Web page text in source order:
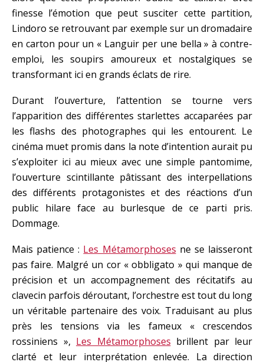
finesse l’émotion que peut susciter cette partition,
Lindoro se retrouvant par exemple sur un dromadaire
en carton pour un « Languir per une bella » à contre-
emploi, les soupirs amoureux et nostalgiques se
transformant ici en grands éclats de rire.
Durant l’ouverture, l’attention se tourne vers
l’apparition des différentes starlettes accaparées par
les flashs des photographes qui les entourent. Le
cinéma muet promis dans la note d’intention aurait pu
s’exploiter ici au mieux avec une simple pantomime,
l’ouverture scintillante pâtissant des interpellations
des différents protagonistes et des réactions d’un
public hilare face au burlesque de ce parti pris.
Dommage.
Mais patience : Les Métamorphoses ne se laisseront
pas faire. Malgré un cor « obbligato » qui manque de
précision et un accompagnement des récitatifs au
clavecin parfois déroutant, l’orchestre est tout du long
un véritable partenaire des voix. Traduisant au plus
près les tensions via les fameux « crescendos
rossiniens », Les Métamorphoses brillent par leur
clarté et leur interprétation enlevée. La direction